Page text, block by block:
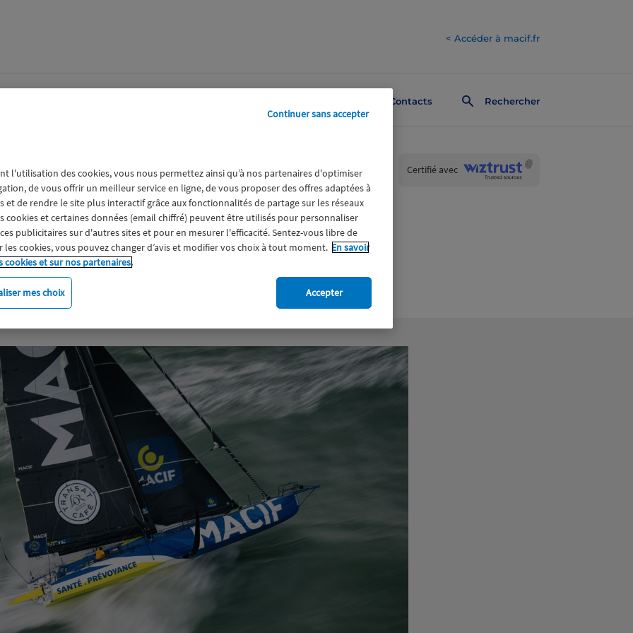
< Accéder à macif.fr
Contacts Rechercher
Certifié avecWiztrust
trusted
l'utilisation des cookies, vous nous permettez ainsi qu’à nos partenaires d'optimiser
de vous offrir un meilleur service en ligne, de vous proposer des offres adaptées à
et de rendre le site plus interactif grâce aux fonctionnalités de partage sur les réseaux
cookies et certaines données (email chiffré) peuvent être utilisés pour personnaliser
publicitaires sur d'autres sites et pour en mesurer l'efficacité. Sentez-vous libre de
les cookies, vous pouvez changer d’avis et modifier vos choix à tout moment. En savoir
cookies et sur nos partenaires.
mes choix
Continuer sans accepter
Accepter